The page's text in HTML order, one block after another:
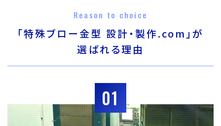
Reason to choice
「特殊ブロー金型 設計・製作.com」が
選ばれる理由
01